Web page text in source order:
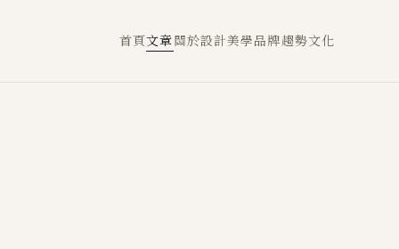
首頁文章關於設計美學品牌趨勢文化